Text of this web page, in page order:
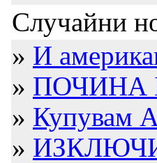
Случайни
» И
» ПОЧИНА
» Купувам
»